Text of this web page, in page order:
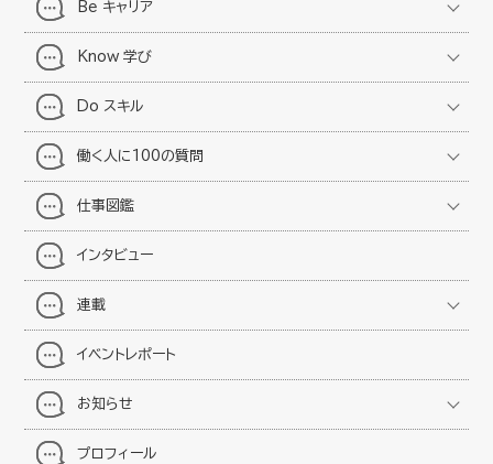
Be キャリア
Know 学び
Do スキル
働く人に100の質問
仕事図鑑
インタビュー
連載
イベントレポート
お知らせ
プロフィール